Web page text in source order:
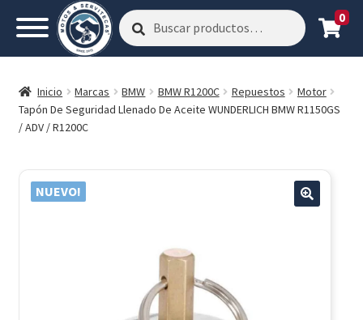
Buscar
por:
Buscar 0
Inicio Marcas BMW BMW R1200C Repuestos
Motor
Tapón De Seguridad Llenado De Aceite WUNDERLICH BMW R1150GS
/ ADV / R1200C
NUEVO!